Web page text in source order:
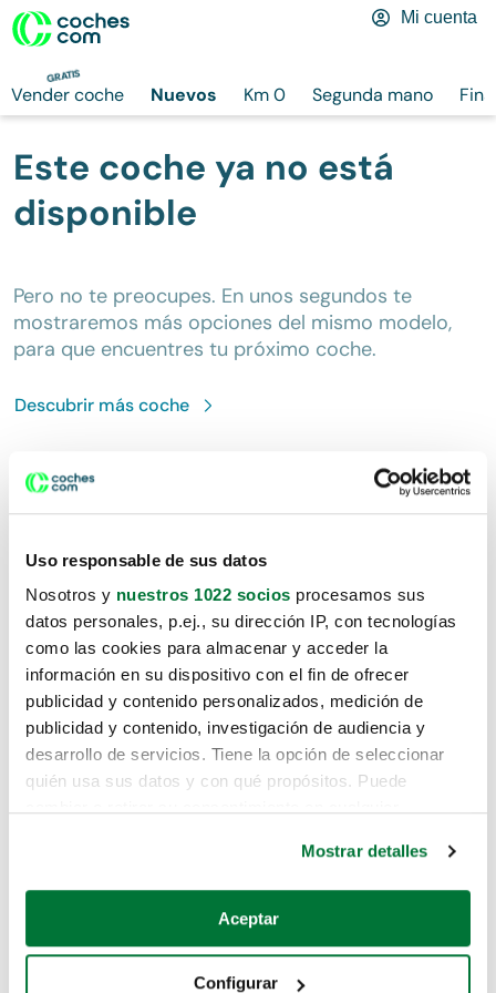
Uso responsable de sus datos
Nosotros y nuestros 1022 socios procesamos sus
datos personales, p.ej., su dirección IP, con tecnologías
como las cookies para almacenar y acceder la
información en su dispositivo con el fin de ofrecer
publicidad y contenido personalizados, medición de
publicidad y contenido, investigación de audiencia y
desarrollo de servicios. Tiene la opción de seleccionar
quién usa sus datos y con qué propósitos. Puede
Si lo permite, también quisiéramos:
Recopilar información sobre su ubicación geográfica
Mostrar detalles
Aceptar
Configurar
GRATIS
Vender coche Nuevos Km 0 Segunda mano
Mi cuenta
Este coche ya no está
disponible
Pero no te preocupes. En unos segundos te
mostraremos más opciones del mismo modelo,
para que encuentres tu próximo coche.
Descubrir máscoche